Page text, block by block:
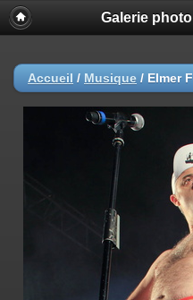
Galerie
Accueil / Musique / Elmer